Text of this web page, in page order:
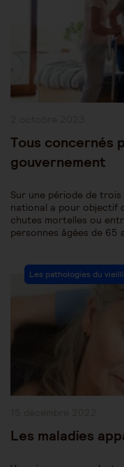
Tous concernés
gouvernement
Sur une période de
national a pour objectif
chutes mortelles ou
personnes âgées de 65
Post
Category:
Les pathologies du
Les maladies